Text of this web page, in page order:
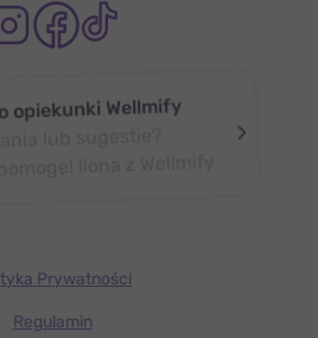
opiekunki Wellmify
Prywatności
Regulamin